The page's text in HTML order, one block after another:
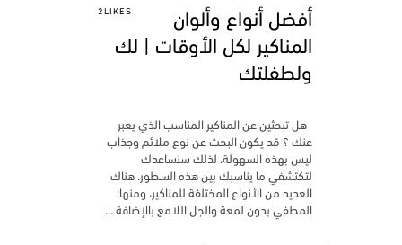
2LIKES
أفضل أنواع وألوان
المناكير لكل الأوقات | لك
ولطفلتك
هل تبحثين عن المناكير المناسب الذي يعبر
عنك ؟ قد يكون البحث عن نوع ملائم وجذاب
ليس بهذه السهولة، لذلك سنساعدك
لتكتشفي ما يناسبك بين هذه السطور. هناك
العديد من الأنواع المختلفة للمناكير، ومنها:
المطفي بدون لمعة والجل اللامع بالإضافة